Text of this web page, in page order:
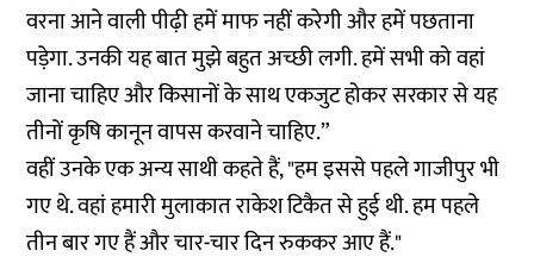
वरना आने वाली पीढ़ी हमें माफ नहीं करेगी और हमें पछताना
पड़ेगा. उनकी यह बात मुझे बहुत अच्छी लगी. हमें सभी को वहां
जाना चाहिए और किसानों के साथ एकजुट होकर सरकार से यह
तीनों कृषि कानून वापस करवाने चाहिए.”
वहीं उनके एक अन्य साथी कहते हैं, "हम इससे पहले गाजीपुर भी
गए थे. वहां हमारी मुलाकात राकेश टिकैत से हुई थी. हम पहले
तीन बार गए हैं और चार-चार दिन रुककर आए हैं."